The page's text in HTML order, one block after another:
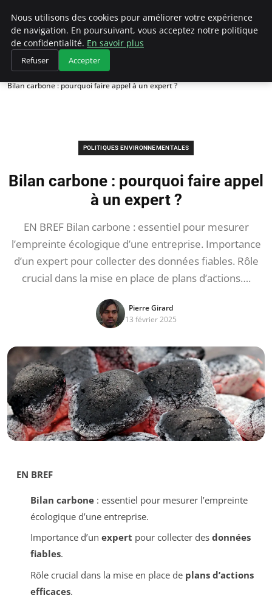
Climategatecountryclub.com
Accueil
Politiques environnementales
Bilan carbone : pourquoi faire appel à un expert ?
POLITIQUES ENVIRONNEMENTALES
Bilan carbone : pourquoi faire appel
à un expert ?
EN BREF Bilan carbone : essentiel pour mesurer
l’empreinte écologique d’une entreprise. Importance
d’un expert pour collecter des données fiables. Rôle
crucial dans la mise en place de plans d’actions….
Pierre Girard
13 février 2025
EN BREF
Bilan carbone: essentiel pour mesurer l’empreinte
écologique d’une entreprise.
Importance d’un expert pour collecter des données
fiables.
Rôle crucial dans la mise en place de plans d’actions
efficaces.
Nous utilisons des cookies pour améliorer votre expérience
de navigation. En poursuivant, vous acceptez notre politique
de confidentialité. En savoir plus
Refuser Accepter